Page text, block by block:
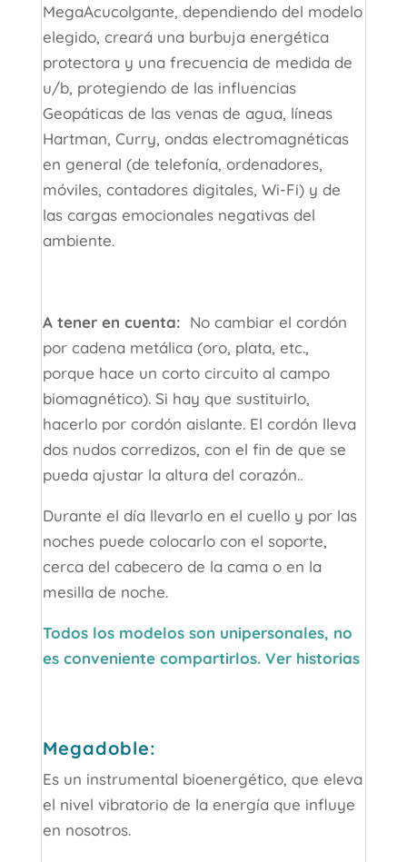
MegaAcucolgante, dependiendo del modelo
elegido, creará una burbuja energética
protectora y una frecuencia de medida de
u/b, protegiendo de las influencias
Geopáticas de las venas de agua, líneas
Hartman, Curry, ondas electromagnéticas
en general (de telefonía, ordenadores,
móviles, contadores digitales, Wi-Fi) y de
las cargas emocionales negativas del
ambiente.
A tener en cuenta: No cambiar el cordón
por cadena metálica (oro, plata, etc.,
porque hace un corto circuito al campo
biomagnético). Si hay que sustituirlo,
hacerlo por cordón aislante. El cordón lleva
dos nudos corredizos, con el fin de que se
pueda ajustar la altura del corazón..
Durante el día llevarlo en el cuello y por las
noches puede colocarlo con el soporte,
cerca del cabecero de la cama o en la
mesilla de noche.
Todos los modelos son unipersonales, no
es conveniente compartirlos. Ver historias
Megadoble:
Es un instrumental bioenergético, que eleva
el nivel vibratorio de la energía que influye
en nosotros.